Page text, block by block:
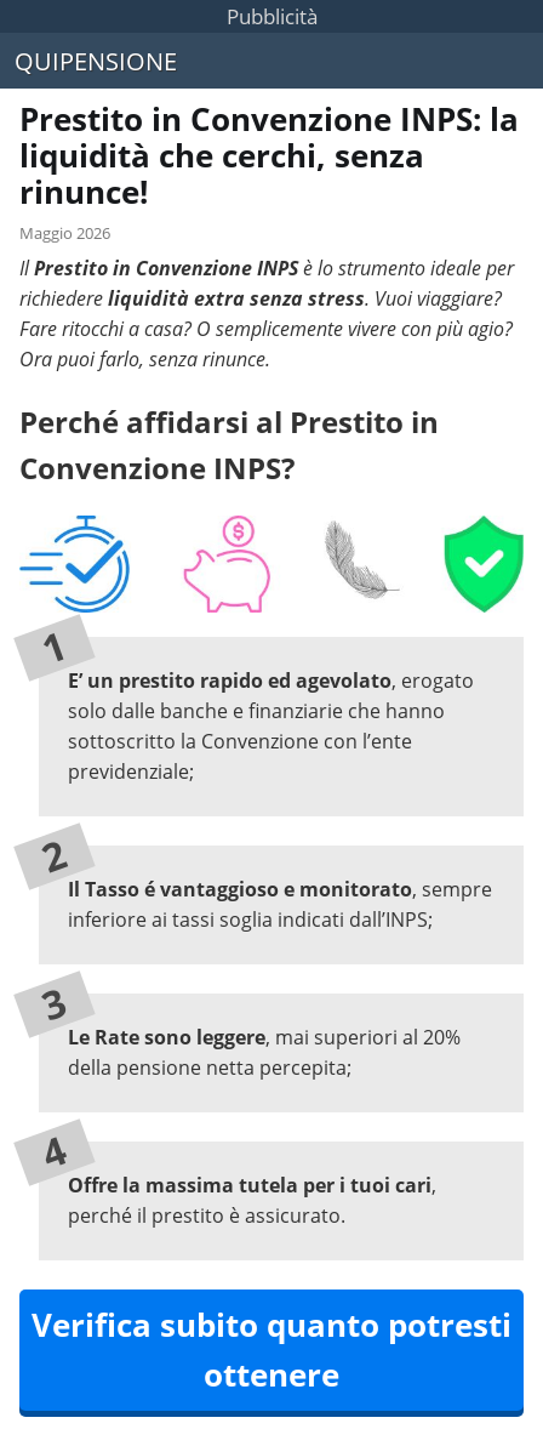
Pubblicità
QUIPENSIONE
Prestito in Convenzione INPS: la
liquidità che cerchi, senza
rinunce!
Maggio 2026
IlPrestito in Convenzione INPSè lo strumento ideale per
richiedereliquidità extra senza stress. Vuoi viaggiare?
Fare ritocchi a casa? O semplicemente vivere con più agio?
Ora puoi farlo, senza rinunce.
Perché affidarsi al Prestito in
Convenzione INPS?
E’ un prestito rapido ed agevolato, erogato
solo dalle banche e finanziarie che hanno
sottoscritto la Convenzione con l’ente
previdenziale;
Il Tasso é vantaggioso e monitorato, sempre
inferiore ai tassi soglia indicati dall’INPS;
Le Rate sono leggere, mai superiori al 20%
della pensione netta percepita;
Offre la massima tutela per i tuoi cari,
perché il prestito è assicurato.
Verifica subito quanto potresti
ottenere